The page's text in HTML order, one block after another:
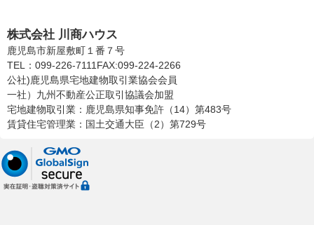
株式会社 川商ハウス
鹿児島市新屋敷町１番７号
TEL：099-226-7111 FAX:099-224-2266
公社)鹿児島県宅地建物取引業協会会員
一社）九州不動産公正取引協議会加盟
宅地建物取引業：鹿児島県知事免許（14）第483号
賃貸住宅管理業：国土交通大臣（2）第729号